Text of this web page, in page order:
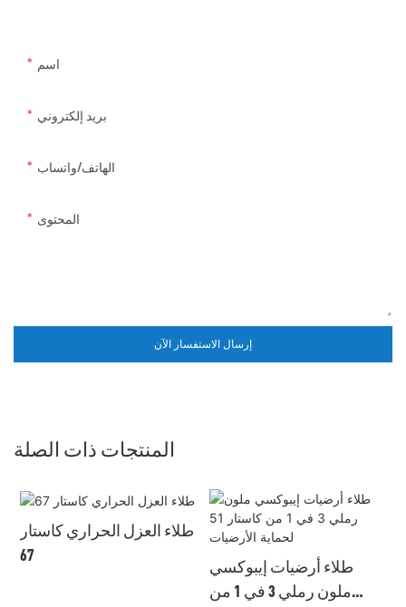
اسم
بريد إلكتروني
الهاتف/واتساب
المحتوى
إرسال الاستفسار الآن
المنتجات ذات الصلة
طلاء العزل الحراري كاستار
67
طلاء أرضيات إيبوكسي
ملون رملي 3 في 1 من